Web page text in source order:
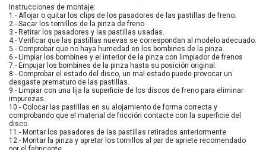
Instrucciones de montaje:
1.- Aflojar o quitar los clips de los pasadores de las pastillas de freno.
2.- Sacar los tornillos de la pinza de freno.
3.- Retirar los pasadores y las pastillas usadas.
4.- Verificar que las pastillas nuevas se correspondan al modelo adecuado.
5.- Comprobar que no haya humedad en los bombines de la pinza.
6.- Limpiar los bombines y el interior de la pinza con limpiador de frenos
7.- Empujar los bombines de la pinza hasta su posición original.
8.- Comprobar el estado del disco, un mal estado puede provocar un
desgaste prematuro de las pastillas.
9.- Limpiar con una lija la superficie de los discos de freno para eliminar
impurezas.
10.- Colocar las pastillas en su alojamiento de forma correcta y
comprobando que el material de fricción contacte con la superficie del
disco.
11.- Montar los pasadores de las pastillas retirados anteriormente.
12.- Montar la pinza y apretar los tornillos al par de apriete recomendado